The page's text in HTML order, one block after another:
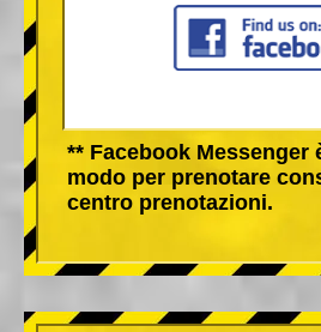
** Facebook Messenger
modo per prenotare
centro prenotazioni.